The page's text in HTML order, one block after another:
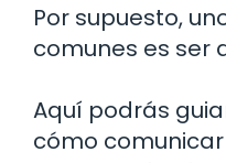
Por supuesto,
comunes es ser
Aquí podrás
cómo